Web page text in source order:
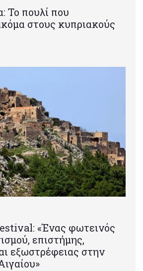
Το πουλί που
στους κυπριακούς
«Ένας φωτεινός
επιστήμης,
εξωστρέφειας στην